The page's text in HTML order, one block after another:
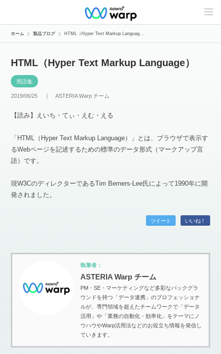
C
n
e
ホーム 製品ブログ HTML（Hyper Text Markup Languag...
HTML（Hyper Text Markup Language）
用語集
2019/06/25 ｜ASTERIA Warp チーム
【読み】えいち・てぃ・えむ・える
「HTML（Hyper Text Markup Language）」とは、ブラウザで表示す
るWebページを記述するための標準のデータ形式（マークアップ言
語）です。
現W3CのディレクターであるTim Berners-Lee氏によって1990年に開
発されました。
ツイート いいね！
執筆者：
ASTERIA Warp チーム
PM・SE・マーケティングなど多彩なバックグラ
ウンドを持つ「データ連携」のプロフェッショナ
ルが、専門領域を超えたチームワークで「データ
活用」や「業務の自動化・効率化」をテーマにノ
ウハウやWarp活用法などのお役立ち情報を発信し
ていきます。